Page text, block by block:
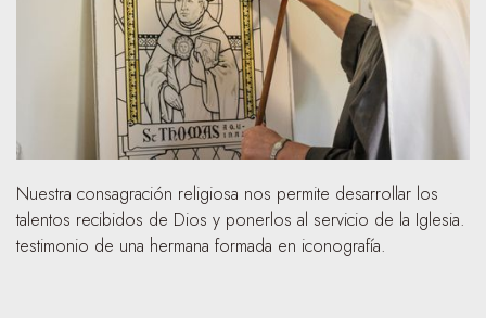
Nuestra consagración religiosa nos permite desarrollar los
talentos recibidos de Dios y ponerlos al servicio de la Iglesia.
testimonio de una hermana formada en iconografía.